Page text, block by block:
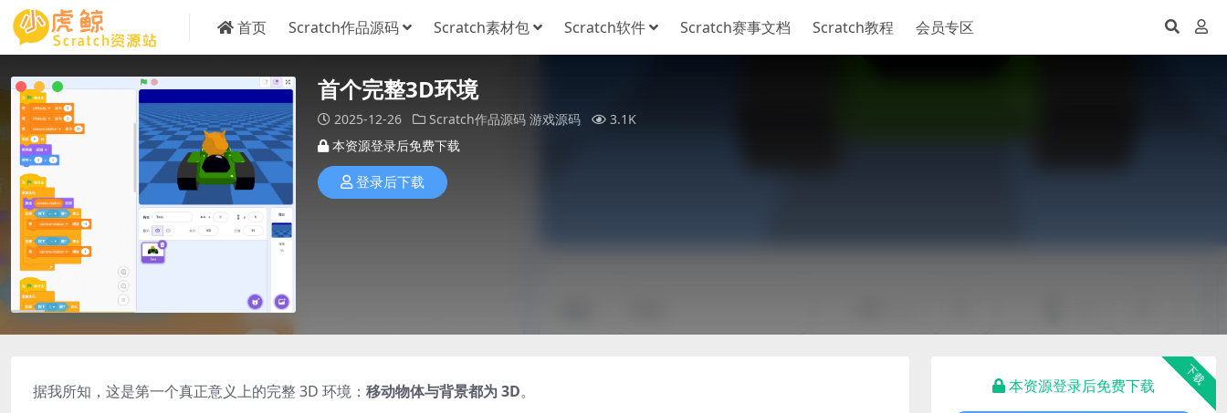
首页 Scratch作品源码 Scratch素材包 Scratch软件 Scratch赛事文档 Scratch教程 会员专区
首个完整3D环境
2025-12-26 Scratch作品源码 游戏源码
3.1K
本资源登录后免费下载
登录后下载
据我所知，这是第一个真正意义上的完整 3D 环境： 移动物体与背景都为 3D。
下载
本资源登录后免费下载